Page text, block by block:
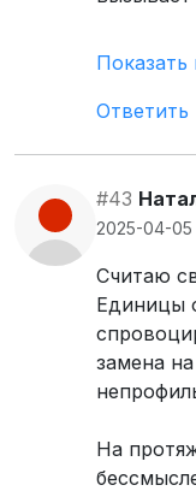
Показать
Ответить
#43
2025-04-05
Считаю
Единицы
замена
На